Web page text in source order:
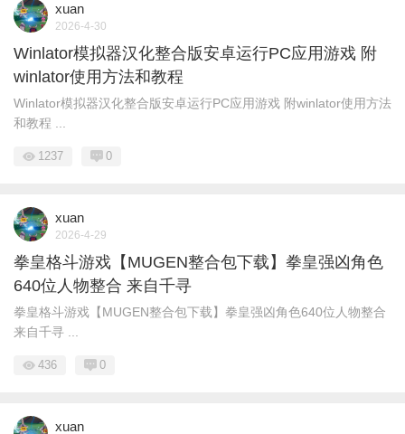
xuan
2026-4-30
Winlator模拟器汉化整合版安卓运行PC应用游戏 附
winlator使用方法和教程
Winlator模拟器汉化整合版安卓运行PC应用游戏 附winlator使用方法
和教程 ...
1237 0
xuan
2026-4-29
拳皇格斗游戏【MUGEN整合包下载】拳皇强凶角色
640位人物整合 来自千寻
拳皇格斗游戏【MUGEN整合包下载】拳皇强凶角色640位人物整合
来自千寻 ...
436 0
xuan